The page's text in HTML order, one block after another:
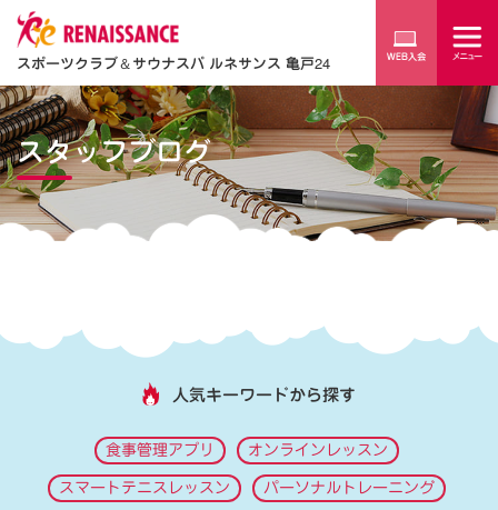
スポーツクラブ＆サウナスパ ルネサンス 亀戸24
スタッフブログ
人気キーワードから探す
食事管理アプリ オンラインレッスン
スマートテニスレッスン パーソナルトレーニング